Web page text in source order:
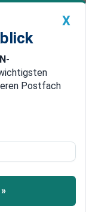
Premium
China
will auf
X
Postfach